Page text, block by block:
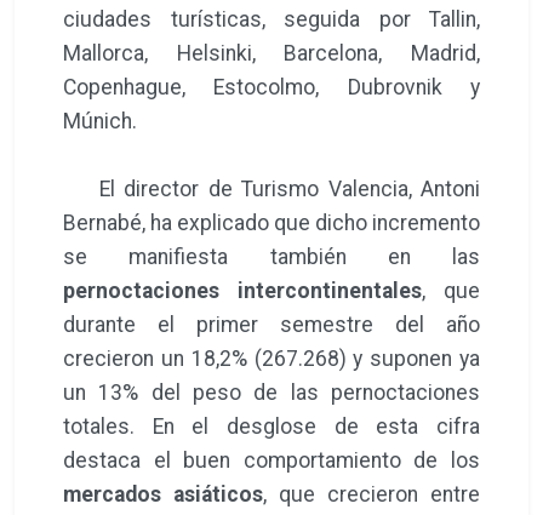
ciudades turísticas, seguida por Tallin,
Mallorca, Helsinki, Barcelona, Madrid,
Copenhague, Estocolmo, Dubrovnik y
Múnich.
El director de Turismo Valencia, Antoni
Bernabé, ha explicado que dicho incremento
se manifiesta también en las
pernoctaciones intercontinentales, que
durante el primer semestre del año
crecieron un 18,2% (267.268) y suponen ya
un 13% del peso de las pernoctaciones
totales. En el desglose de esta cifra
destaca el buen comportamiento de los
mercados asiáticos, que crecieron entre